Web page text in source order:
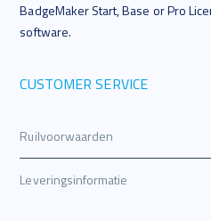
BadgeMaker Start, Base or Pro
software.
CUSTOMER SERVICE
Ruilvoorwaarden
Leveringsinformatie